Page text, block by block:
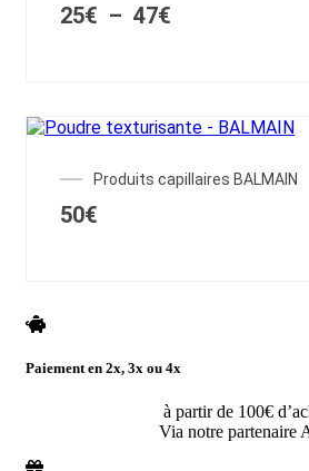
25€ – 47€
47€
Produits capillaires BALMAIN
50€
Paiement en 2x, 3x ou 4x
à partir de 100€
Via notre partenaire